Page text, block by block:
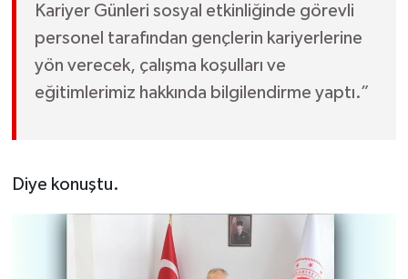
Kariyer Günleri sosyal etkinliğinde görevli
personel tarafından gençlerin kariyerlerine
yön verecek, çalışma koşulları ve
eğitimlerimiz hakkında bilgilendirme yaptı.”
Diye konuştu.